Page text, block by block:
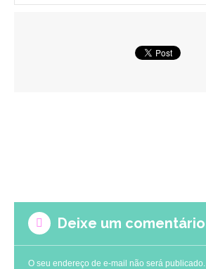
Deixe um comentário
O seu endereço de e-mail não será publicado.